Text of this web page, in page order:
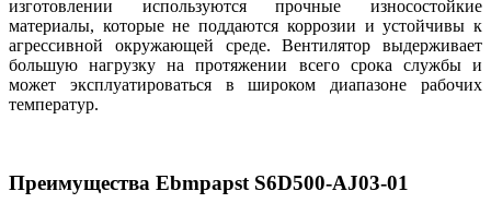
изготовлении используются прочные износостойкие
материалы, которые не поддаются коррозии и устойчивы к
агрессивной окружающей среде. Вентилятор выдерживает
большую нагрузку на протяжении всего срока службы и
может эксплуатироваться в широком диапазоне рабочих
температур.
Преимущества Ebmpapst S6D500-AJ03-01